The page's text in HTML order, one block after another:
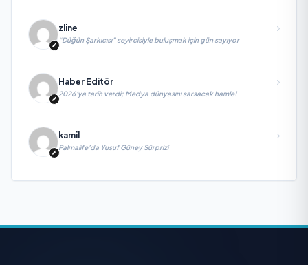
zline
“Düğün Şarkıcısı” seyircisiyle buluşmak için gün sayıyor
Haber Editör
2026’ya tarih verdi; Medya dünyasını sarsacak hamle!
kamil
Palmalife’da Yusuf Güney Sürprizi